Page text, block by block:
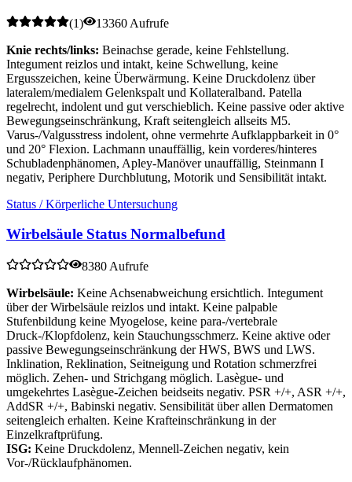
(1)
13360 Aufrufe
Knie rechts/links: Beinachse gerade, keine Fehlstellung.
Integument reizlos und intakt, keine Schwellung, keine
Ergusszeichen, keine Überwärmung. Keine Druckdolenz über
lateralem/medialem Gelenkspalt und Kollateralband. Patella
regelrecht, indolent und gut verschieblich. Keine passive oder aktive
Bewegungseinschränkung, Kraft seitengleich allseits M5.
Varus-/Valgusstress indolent, ohne vermehrte Aufklappbarkeit in 0°
und 20° Flexion. Lachmann unauffällig, kein vorderes/hinteres
Schubladenphänomen, Apley-Manöver unauffällig, Steinmann I
negativ, Periphere Durchblutung, Motorik und Sensibilität intakt.
Status / Körperliche Untersuchung
Wirbelsäule Status Normalbefund
8380 Aufrufe
Wirbelsäule: Keine Achsenabweichung ersichtlich. Integument
über der Wirbelsäule reizlos und intakt. Keine palpable
Stufenbildung keine Myogelose, keine para-/vertebrale
Druck-/Klopfdolenz, kein Stauchungsschmerz. Keine aktive oder
passive Bewegungseinschränkung der HWS, BWS und LWS.
Inklination, Reklination, Seitneigung und Rotation schmerzfrei
möglich. Zehen- und Strichgang möglich. Lasègue- und
umgekehrtes Lasègue-Zeichen beidseits negativ. PSR +/+, ASR +/+,
AddSR +/+, Babinski negativ. Sensibilität über allen Dermatomen
seitengleich erhalten. Keine Krafteinschränkung in der
Einzelkraftprüfung.
ISG: Keine Druckdolenz, Mennell-Zeichen negativ, kein
Vor-/Rücklaufphänomen.